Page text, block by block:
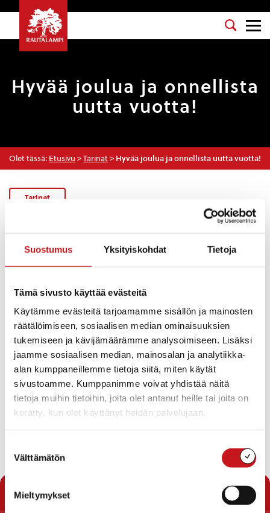
Suostumus Yksityiskohdat Tietoja
Tämä sivusto käyttää evästeitä
Käytämme evästeitä tarjoamamme sisällön ja mainosten
räätälöimiseen, sosiaalisen median ominaisuuksien
tukemiseen ja kävijämäärämme analysoimiseen. Lisäksi
jaamme sosiaalisen median, mainosalan ja analytiikka-
alan kumppaneillemme tietoja siitä, miten käytät
sivustoamme. Kumppanimme voivat yhdistää näitä
tietoja muihin tietoihin, joita olet antanut heille tai joita on
kerätty, kun olet käyttänyt heidän palvelujaan.
valinta
Välttämätön
Mieltymykset
Hyvää joulua ja onnellista
uutta vuotta!
Olet tässä: Etusivu > Tarinat > Hyvää joulua ja onnellista uutta vuotta!
Tarinat
Pakkasyö on,
ja leiskuen Pohja loimuja viskoo.
Ääneti kuu käy laskemaan,
puissa lunta on valkeanaan,
kattojen päällä on lunta.
Tonttu ei vaan saa unta.
Tunnelmallista Joulua ja Onnellista Uutta Vuotta kaikille
Rautalampi -heimoon kuuluville!
terveisin,